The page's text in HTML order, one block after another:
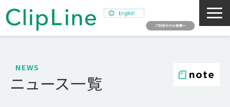
ミッション
NEWS
ニュース一覧